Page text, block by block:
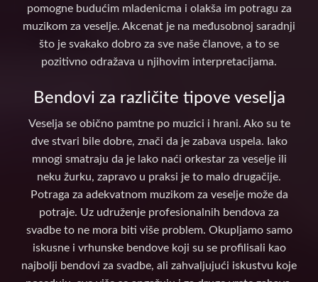
pomogne budućim mladenicma i olakša im potragu za
muzikom za veselje. Akcenat je na međusobnoj saradnji
što je svakako dobro za sve naše članove, a to se
pozitivno odražava u njihovim interpretacijama.
Bendovi za različite tipove veselja
Veselja se obično pamtne po muzici i hrani. Ako su te
dve stvari bile dobre, znači da je zabava uspela. Iako
mnogi smatraju da je lako naći orkestar za veselje ili
neku žurku, zapravo u praksi je to malo drugačije.
Potraga za adekvatnom muzikom za veselje može da
potraje. Uz udruženje profesionalnih bendova za
svadbe to ne mora biti više problem. Okupljamo samo
iskusne i vrhunske bendove koji su se profilisali kao
najbolji bendovi za svadbe, ali zahvaljujući iskustvu koje